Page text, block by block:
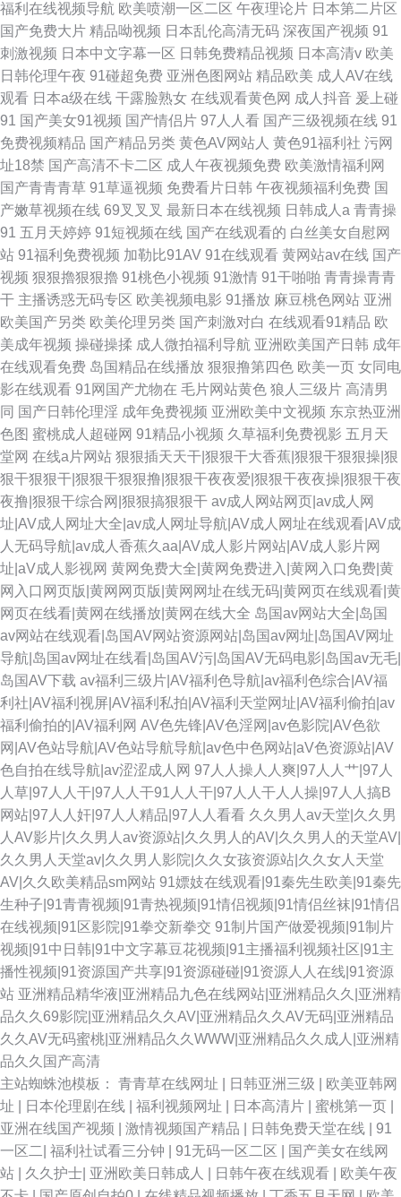
福利在线视频导航 欧美喷潮一区二区 午夜理论片 日本第二片区
国产免费大片 精品呦视频 日本乱伦高清无码 深夜国产视频 91
刺激视频 日本中文字幕一区 日韩免费精品视频 日本高清v 欧美
日韩伦理午夜 91碰超免费 亚洲色图网站 精品欧美 成人AV在线
观看 日本a级在线 干露脸熟女 在线观看黄色网 成人抖音 爰上碰
91 国产美女91视频 国产情侣片 97人人看 国产三级视频在线 91
免费视频精品 国产精品另类 黄色AV网站人 黄色91福利社 污网
址18禁 国产高清不卡二区 成人午夜视频免费 欧美激情福利网
国产青青青草 91草逼视频 免费看片日韩 午夜视频福利免费 国
产嫩草视频在线 69叉叉叉 最新日本在线视频 日韩成人a 青青操
91 五月天婷婷 91短视频在线 国产在线观看的 白丝美女自慰网
站 91福利免费视频 加勒比91AV 91在线观看 黄网站av在线 国产
视频 狠狠擼狠狠擼 91桃色小视频 91激情 91干啪啪 青青操青青
干 主播诱惑无码专区 欧美视频电影 91播放 麻豆桃色网站 亚洲
欧美国产另类 欧美伦理另类 国产刺激对白 在线观看91精品 欧
美成年视频 操碰操揉 成人微拍福利导航 亚洲欧美国产日韩 成年
在线观看免费 岛国精品在线播放 狠狠撸第四色 欧美一页 女同电
影在线观看 91网国产尤物在 毛片网站黄色 狼人三级片 高清男
同 国产日韩伦理淫 成年免费视频 亚洲欧美中文视频 东京热亚洲
色图 蜜桃成人超碰网 91精品小视频 久草福利免费视影 五月天
堂网 在线a片网站 狠狠插天天干|狠狠干大香蕉|狠狠干狠狠操|狠
狠干狠狠干|狠狠干狠狠撸|狠狠干夜夜爱|狠狠干夜夜操|狠狠干夜
夜撸|狠狠干综合网|狠狠搞狠狠干 av成人网站网页|av成人网
址|AV成人网址大全|av成人网址导航|AV成人网址在线观看|AV成
人无码导航|av成人香蕉久aa|AV成人影片网站|AV成人影片网
址|aV成人影视网 黄网免费大全|黄网免费进入|黄网入口免费|黄
网入口网页版|黄网网页版|黄网网址在线无码|黄网页在线观看|黄
网页在线看|黄网在线播放|黄网在线大全 岛国av网站大全|岛国
av网站在线观看|岛国AV网站资源网站|岛国av网址|岛国AV网址
导航|岛国av网址在线看|岛国AV污|岛国AV无码电影|岛国av无毛|
岛国AV下载 av福利三级片|AV福利色导航|av福利色综合|AV福
利社|AV福利视屏|AV福利私拍|AV福利天堂网址|AV福利偷拍|av
福利偷拍的|AV福利网 AV色先锋|AV色淫网|av色影院|AV色欲
网|AV色站导航|AV色站导航导航|av色中色网站|aV色资源站|AV
色自拍在线导航|av涩涩成人网 97人人操人人爽|97人人艹|97人
人草|97人人干|97人人干91人人干|97人人干人人操|97人人搞B
网站|97人人奸|97人人精品|97人人看看 久久男人av天堂|久久男
人AV影片|久久男人av资源站|久久男人的AV|久久男人的天堂AV|
久久男人天堂av|久久男人影院|久久女孩资源站|久久女人天堂
AV|久久欧美精品sm网站 91嫖妓在线观看|91秦先生欧美|91秦先
生种子|91青青视频|91青热视频|91情侣视频|91情侣丝袜|91情侣
在线视频|91区影院|91拳交新拳交 91制片国产做爱视频|91制片
视频|91中日韩|91中文字幕豆花视频|91主播福利视频社区|91主
播性视频|91资源国产共享|91资源碰碰|91资源人人在线|91资源
站 亚洲精品精华液|亚洲精品九色在线网站|亚洲精品久久|亚洲精
品久久69影院|亚洲精品久久AV|亚洲精品久久AV无码|亚洲精品
久久AV无码蜜桃|亚洲精品久久WWW|亚洲精品久久成人|亚洲精
品久久国产高清
主站蜘蛛池模板： 青青草在线网址 日韩亚洲三级
欧美亚韩网
址
日本伦理剧在线 福利视频网址 日本高清片 蜜桃第一页
亚洲在线国产视频
激情视频国产精品 日韩免费天堂在线
91
一区二 福利社试看三分钟 91无码一区二区
国产美女在线网
站
久久护士 亚洲欧美日韩成人 日韩午夜在线观看
欧美午夜